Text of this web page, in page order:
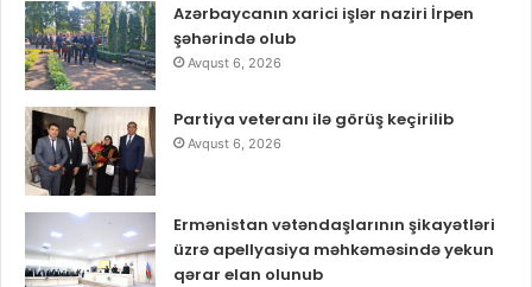
Azərbaycanın xarici işlər naziri İrpen
şəhərində olub
Avqust 6, 2026
Partiya veteranı ilə görüş keçirilib
Avqust 6, 2026
Ermənistan vətəndaşlarının şikayətləri
üzrə apellyasiya məhkəməsində yekun
qərar elan olunub